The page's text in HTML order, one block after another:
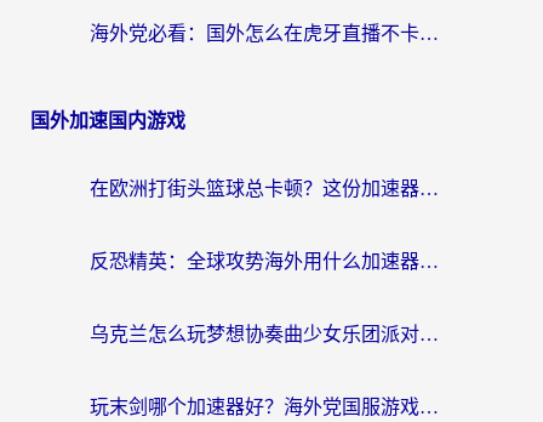
海外党必看：国外怎么在虎牙直播不卡顿？附腾讯视频网易云音乐解决方案
国外加速国内游戏
在欧洲打街头篮球总卡顿？这份加速器选择指南帮你解决延迟难题
反恐精英：全球攻势海外用什么加速器登录？海外党国服游戏畅玩指南
乌克兰怎么玩梦想协奏曲少女乐团派对？海外党国服游戏加速全攻略（附欧洲重生细胞荒野行动不卡技巧）
玩末剑哪个加速器好？海外党国服游戏畅玩终极指南（附3款热门游戏实测）